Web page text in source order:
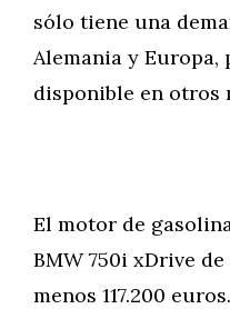
sólo tiene una
Alemania y Europa,
disponible en otros
El motor de
BMW 750i xDrive
menos 117.200